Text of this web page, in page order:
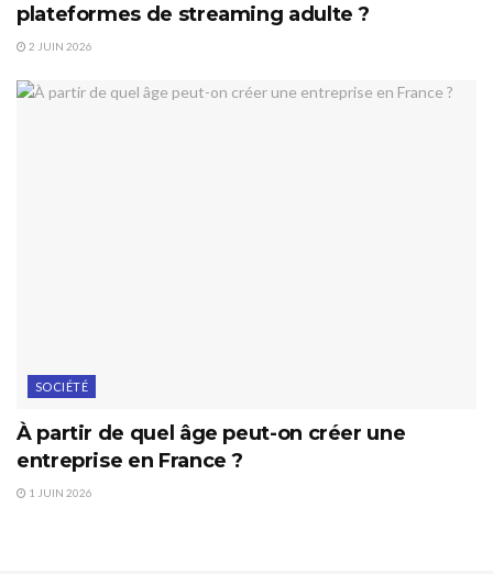
plateformes de streaming adulte ?
2 JUIN 2026
SOCIÉTÉ
À partir de quel âge peut-on créer une
entreprise en France ?
1 JUIN 2026